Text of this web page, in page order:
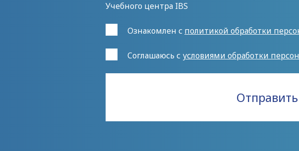
Учебного центра IBS
Ознакомлен с политикой обработки
Cоглашаюсь с условиями обработки